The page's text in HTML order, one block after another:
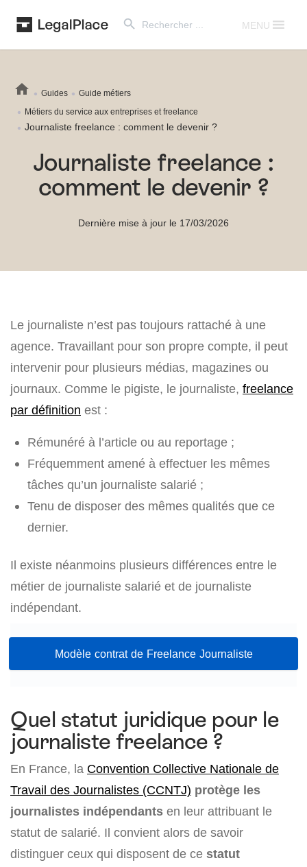
for:
MENU
Guides
Guide métiers
Métiers du service aux entreprises et freelance
Journaliste freelance : comment le devenir ?
Journaliste freelance :
comment le devenir ?
Dernière mise à jour le 17/03/2026
Le journaliste n’est pas toujours rattaché à une
agence. Travaillant pour son propre compte, il peut
intervenir pour plusieurs médias, magazines ou
journaux. Comme le pigiste, le journaliste, freelance
par définition est :
Rémunéré à l’article ou au reportage ;
Fréquemment amené à effectuer les mêmes
tâches qu’un journaliste salarié ;
Tenu de disposer des mêmes qualités que ce
dernier.
Il existe néanmoins plusieurs différences entre le
métier de journaliste salarié et de journaliste
indépendant.
Modèle contrat de Freelance Journaliste
Quel statut juridique pour le
journaliste freelance ?
En France, la Convention Collective Nationale de
Travail des Journalistes (CCNTJ) protège les
journalistes indépendants en leur attribuant le
statut de salarié. Il convient alors de savoir
distinguer ceux qui disposent de ce statut